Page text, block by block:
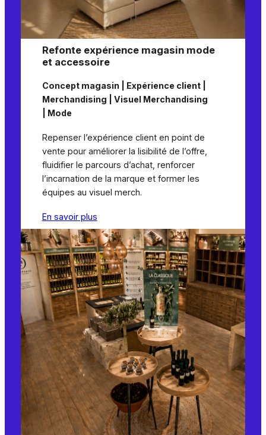
Refonte expérience magasin mode
et accessoire
Concept magasin | Expérience client |
Merchandising | Visuel Merchandising
| Mode
Repenser l’expérience client en point de
vente pour améliorer la lisibilité de l’offre,
fluidifier le parcours d’achat, renforcer
l’incarnation de la marque et former les
équipes au visuel merch.
En savoir plus